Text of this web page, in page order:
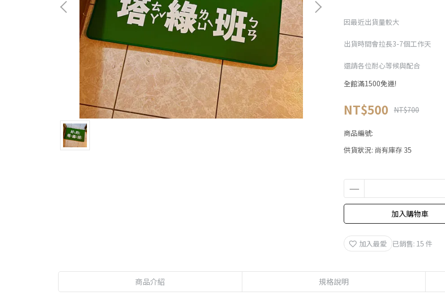
因最近出貨量較大
出貨時間會拉長3-7個工作天
還請各位耐心等候與配合
全館滿1500免運!
NT$500 NT$700
商品編號:
供貨狀況: 尚有庫存 35
加入購物車
加入最愛 已銷售: 15 件
商品介紹 規格說明